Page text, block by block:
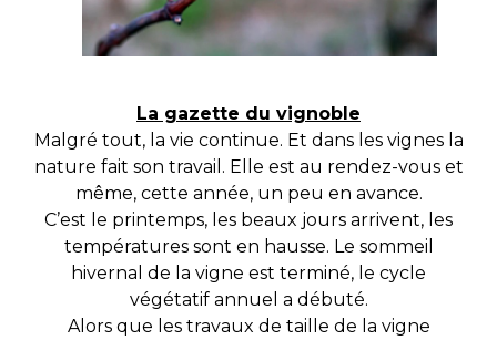
La gazette du vignoble
Malgré tout, la vie continue. Et dans les vignes la
nature fait son travail. Elle est au rendez-vous et
même, cette année, un peu en avance.
C’est le printemps, les beaux jours arrivent, les
températures sont en hausse. Le sommeil
hivernal de la vigne est terminé, le cycle
végétatif annuel a débuté.
Alors que les travaux de taille de la vigne